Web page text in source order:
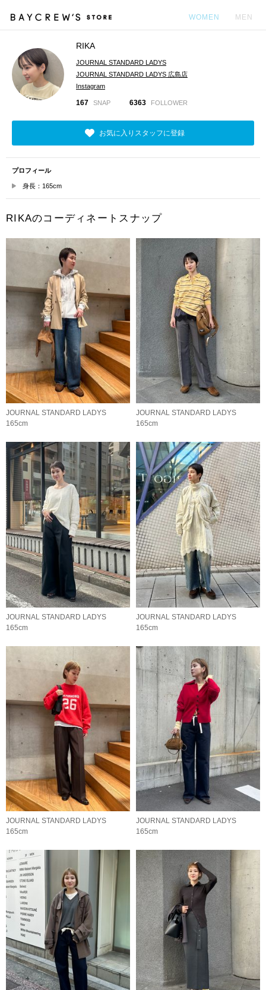
WOMEN MEN
RIKA
JOURNAL STANDARD LADYS
JOURNAL STANDARD LADYS 広島店
Instagram
167 SNAP 6363 FOLLOWER
お気に入りスタッフに登録
プロフィール
身長：165cm
RIKAのコーディネートスナップ
JOURNAL STANDARD LADYS
165cm
JOURNAL STANDARD LADYS
165cm
JOURNAL STANDARD LADYS
165cm
JOURNAL STANDARD LADYS
165cm
JOURNAL STANDARD LADYS
165cm
JOURNAL STANDARD LADYS
165cm